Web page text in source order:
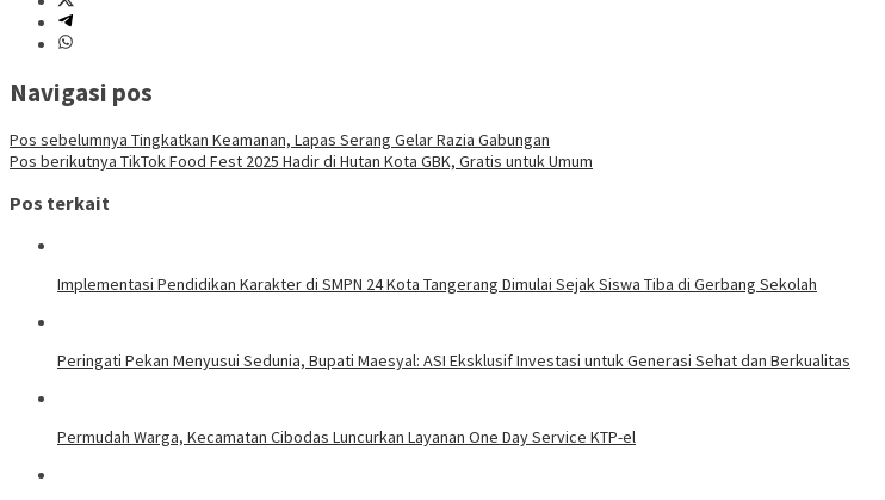
Navigasi pos
Pos sebelumnya Tingkatkan Keamanan, Lapas Serang Gelar Razia Gabungan
Pos berikutnya TikTok Food Fest 2025 Hadir di Hutan Kota GBK, Gratis untuk Umum
Pos terkait
Implementasi Pendidikan Karakter di SMPN 24 Kota Tangerang Dimulai Sejak Siswa Tiba di Gerbang Sekolah
Peringati Pekan Menyusui Sedunia, Bupati Maesyal: ASI Eksklusif Investasi untuk Generasi Sehat dan Berkualitas
Permudah Warga, Kecamatan Cibodas Luncurkan Layanan One Day Service KTP-el